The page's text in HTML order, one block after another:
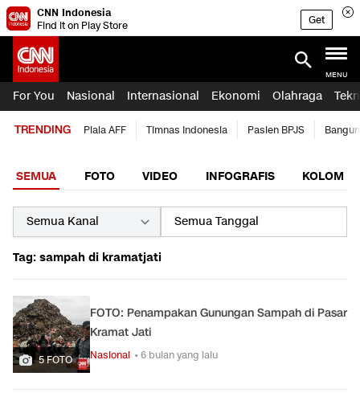
CNN Indonesia
Find it on Play Store
Get
MENU
For You Nasional Internasional Ekonomi Olahraga
TRENDING Piala AFF Timnas Indonesia Pasien BPJS
SEMUA FOTO VIDEO INFOGRAFIS KOLOM
Tag: sampah di kramatjati
5 FOTO
FOTO: Penampakan Gunungan Sampah di Pasar
Kramat Jati
Nasional • 6 bulan yang lalu